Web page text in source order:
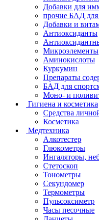
Добавки для
прочие БАД для
Добавки и
Антиоксиданты
Микроэлементы
Аминокислоты
Куркумин
Препараты
БАД для
Моно- и
Гигиена и косметика
Средства
Косметика
Медтехника
Алкотестер
Глюкометры
Ингаляторы,
Стетоскоп
Тонометры
Секундомер
Термометры
Пульсоксиметр
Часы песочные